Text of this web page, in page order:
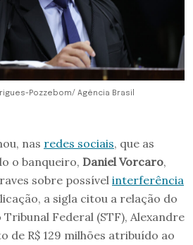
Pozzebom/ Agência Brasil
nas redes sociais, que as
o banqueiro, Daniel Vorcaro,
sobre possível interferência
a sigla citou a relação do
Federal (STF), Alexandre
de R$ 129 milhões atribuído ao